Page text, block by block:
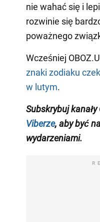
nie wahać się i
rozwinie się
poważnego
Wcześniej
znaki zodiaku
w lutym.
Subskrybuj kanały
Viberze, aby być
wydarzeniami.